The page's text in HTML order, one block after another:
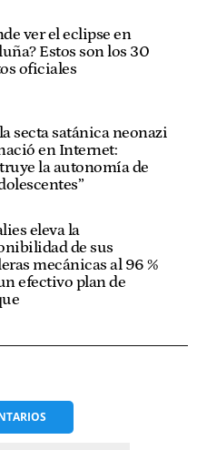
ver el eclipse en
Estos son los 30
oficiales
secta satánica neonazi
en Internet:
la autonomía de
eleva la
de sus
mecánicas al 96 %
efectivo plan de